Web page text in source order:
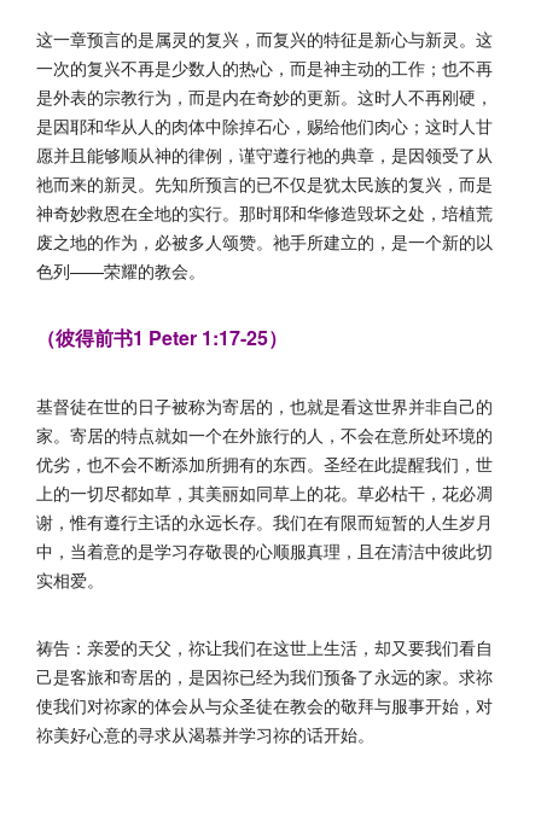
这一章预言的是属灵的复兴，而复兴的特征是新心与新灵。这
一次的复兴不再是少数人的热心，而是神主动的工作；也不再
是外表的宗教行为，而是内在奇妙的更新。这时人不再刚硬，
是因耶和华从人的肉体中除掉石心，赐给他们肉心；这时人甘
愿并且能够顺从神的律例，谨守遵行祂的典章，是因领受了从
祂而来的新灵。先知所预言的已不仅是犹太民族的复兴，而是
神奇妙救恩在全地的实行。那时耶和华修造毁坏之处，培植荒
废之地的作为，必被多人颂赞。祂手所建立的，是一个新的以
色列——荣耀的教会。
（彼得前书1 Peter 1:17-25）
基督徒在世的日子被称为寄居的，也就是看这世界并非自己的
家。寄居的特点就如一个在外旅行的人，不会在意所处环境的
优劣，也不会不断添加所拥有的东西。圣经在此提醒我们，世
上的一切尽都如草，其美丽如同草上的花。草必枯干，花必凋
谢，惟有遵行主话的永远长存。我们在有限而短暂的人生岁月
中，当着意的是学习存敬畏的心顺服真理，且在清洁中彼此切
实相爱。
祷告：亲爱的天父，祢让我们在这世上生活，却又要我们看自
己是客旅和寄居的，是因祢已经为我们预备了永远的家。求祢
使我们对祢家的体会从与众圣徒在教会的敬拜与服事开始，对
祢美好心意的寻求从渴慕并学习祢的话开始。